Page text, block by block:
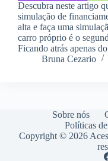
Descubra neste artigo
simulação de
alta e faça uma
carro próprio é o
Ficando atrás apenas
Bruna Cezario
Sobre nós
Políticas
Copyright © 2026